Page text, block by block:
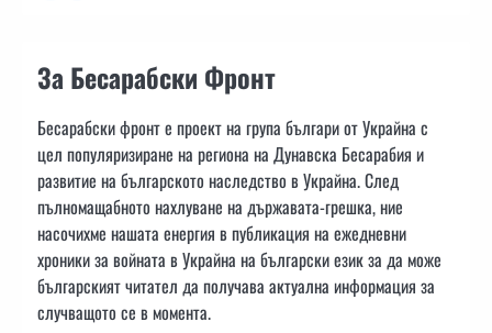
За Бесарабски Фронт
Бесарабски фронт е проект на група българи от Украйна с
цел популяризиране на региона на Дунавска Бесарабия и
развитие на българското наследство в Украйна. След
пълномащабното нахлуване на държавата-грешка, ние
насочихме нашата енергия в публикация на ежедневни
хроники за войната в Украйна на български език за да може
българският читател да получава актуална информация за
случващото се в момента.